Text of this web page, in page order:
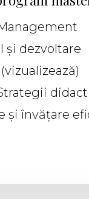
și dezvoltare
și învățare